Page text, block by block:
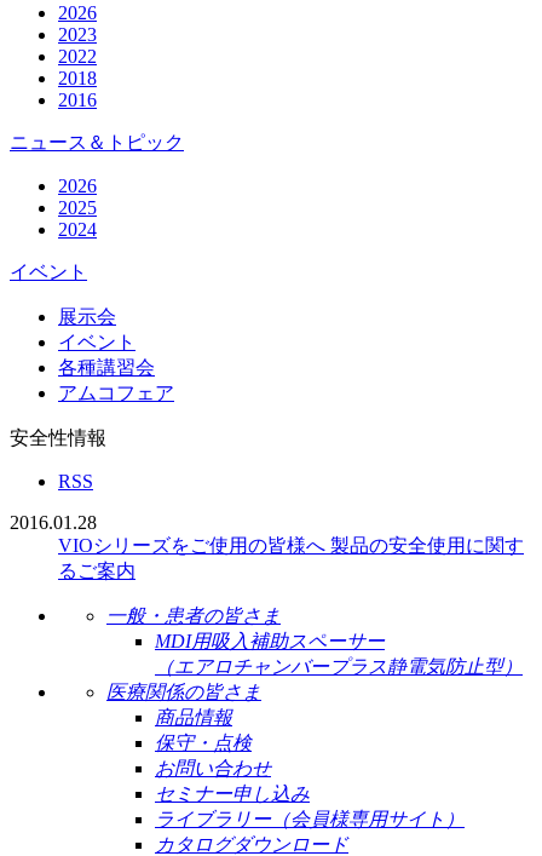
2026
2023
2022
2018
2016
ニュース＆トピック
2026
2025
2024
イベント
展示会
イベント
各種講習会
アムコフェア
安全性情報
RSS
2016.01.28
VIOシリーズをご使用の皆様へ 製品の安全使用に関す
るご案内
一般・患者の皆さま
MDI用吸入補助スペーサー
（エアロチャンバープラス静電気防止型）
医療関係の皆さま
商品情報
保守・点検
お問い合わせ
セミナー申し込み
ライブラリー（会員様専用サイト）
カタログダウンロード